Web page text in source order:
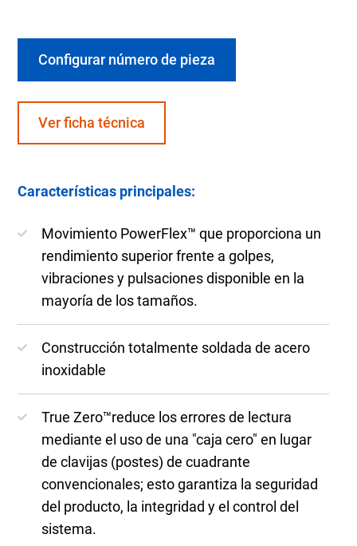
Configurar número de pieza
Ver ficha técnica
Características principales:
Movimiento PowerFlex™ que proporciona un
rendimiento superior frente a golpes,
vibraciones y pulsaciones disponible en la
mayoría de los tamaños.
Construcción totalmente soldada de acero
inoxidable
True Zero™reduce los errores de lectura
mediante el uso de una "caja cero" en lugar
de clavijas (postes) de cuadrante
convencionales; esto garantiza la seguridad
del producto, la integridad y el control del
sistema.